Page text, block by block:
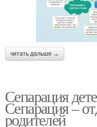
читать дальше →
Сепарация
Сепарация –
родителей